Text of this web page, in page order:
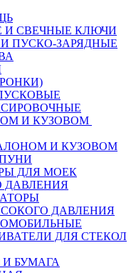
И СВЕЧНЫЕ КЛЮЧИ
ПУСКО-ЗАРЯДНЫЕ
И КУЗОВОМ
И КУЗОВОМ
ДЛЯ МОЕК
ДАВЛЕНИЯ
ДАВЛЕНИЯ
ДЛЯ СТЕКОЛ
БУМАГА